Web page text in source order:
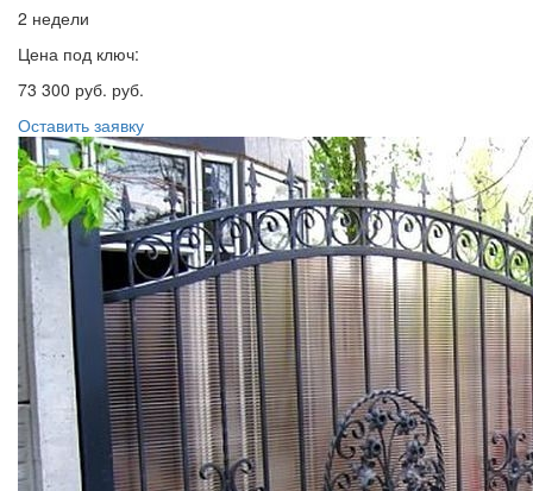
2 недели
Цена под ключ:
73 300 руб. руб.
Оставить заявку